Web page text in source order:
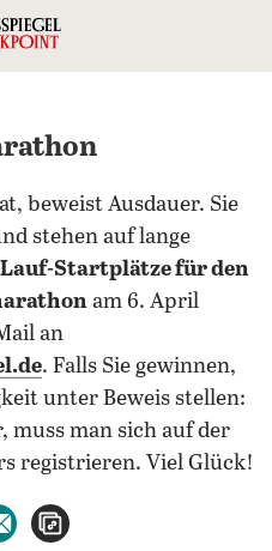
beweist Ausdauer. Sie
stehen auf lange
Startplätze für den
am 6. April
an
. Falls Sie gewinnen,
unter Beweis stellen:
muss man sich auf der
registrieren. Viel Glück!
WhatsApp teilen
per E-Mail teilen